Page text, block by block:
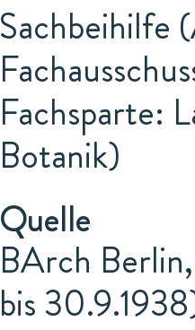
Sachbeihilfe
Fachsparte:
Botanik)
Quelle
BArch
bis